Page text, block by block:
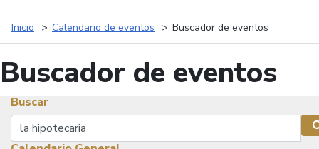
Inicio Calendario de eventos Buscador de eventos
Buscador de eventos
Buscar
Buscar